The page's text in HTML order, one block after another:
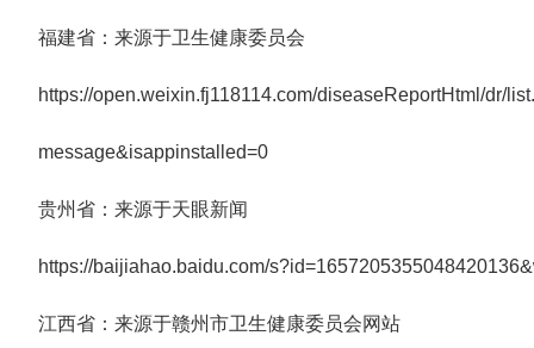
福建省：来源于卫生健康委员会
https://open.weixin.fj118114.com/diseaseReportHtml/dr/
message&isappinstalled=0
贵州省：来源于天眼新闻
https://baijiahao.baidu.com/
江西省：来源于赣州市卫生健康委员会网站